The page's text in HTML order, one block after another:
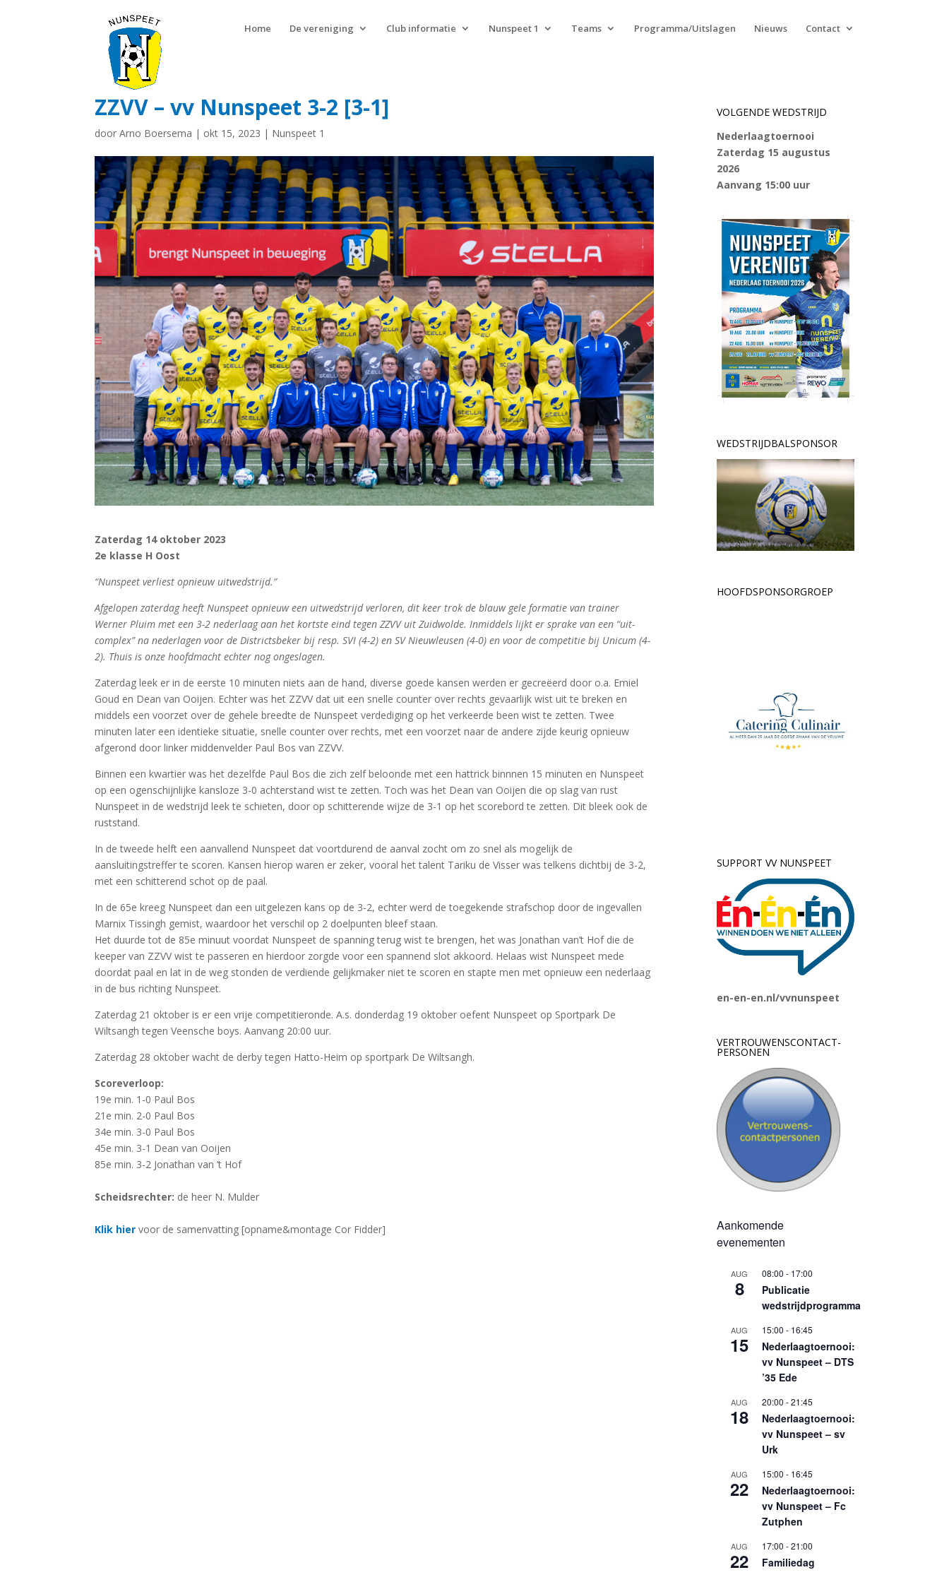
Home De vereniging Club informatie Nunspeet 1 Teams Programma/Uitslagen Nieuws Contact
ZZVV – vv Nunspeet 3-2 [3-1]
doorArno Boersema | okt 15, 2023 | Nunspeet 1
Zaterdag 14 oktober 2023
2e klasse H Oost
“Nunspeet verliest opnieuw uitwedstrijd.”
Afgelopen zaterdag heeft Nunspeet opnieuw een uitwedstrijd verloren, dit keer trok de blauw gele formatie van trainer
Werner Pluim met een 3-2 nederlaag aan het kortste eind tegen ZZVV uit Zuidwolde. Inmiddels lijkt er sprake van een “uit-
complex” na nederlagen voor de Districtsbeker bij resp. SVI (4-2) en SV Nieuwleusen (4-0) en voor de competitie bij Unicum (4-
2). Thuis is onze hoofdmacht echter nog ongeslagen.
Zaterdag leek er in de eerste 10 minuten niets aan de hand, diverse goede kansen werden er gecreëerd door o.a. Emiel
Goud en Dean van Ooijen. Echter was het ZZVV dat uit een snelle counter over rechts gevaarlijk wist uit te breken en
middels een voorzet over de gehele breedte de Nunspeet verdediging op het verkeerde been wist te zetten. Twee
minuten later een identieke situatie, snelle counter over rechts, met een voorzet naar de andere zijde keurig opnieuw
afgerond door linker middenvelder Paul Bos van ZZVV.
Binnen een kwartier was het dezelfde Paul Bos die zich zelf beloonde met een hattrick binnnen 15 minuten en Nunspeet
op een ogenschijnlijke kansloze 3-0 achterstand wist te zetten. Toch was het Dean van Ooijen die op slag van rust
Nunspeet in de wedstrijd leek te schieten, door op schitterende wijze de 3-1 op het scorebord te zetten. Dit bleek ook de
ruststand.
In de tweede helft een aanvallend Nunspeet dat voortdurend de aanval zocht om zo snel als mogelijk de
aansluitingstreffer te scoren. Kansen hierop waren er zeker, vooral het talent Tariku de Visser was telkens dichtbij de 3-2,
met een schitterend schot op de paal.
In de 65e kreeg Nunspeet dan een uitgelezen kans op de 3-2, echter werd de toegekende strafschop door de ingevallen
Marnix Tissingh gemist, waardoor het verschil op 2 doelpunten bleef staan.
Het duurde tot de 85e minuut voordat Nunspeet de spanning terug wist te brengen, het was Jonathan van’t Hof die de
keeper van ZZVV wist te passeren en hierdoor zorgde voor een spannend slot akkoord. Helaas wist Nunspeet mede
doordat paal en lat in de weg stonden de verdiende gelijkmaker niet te scoren en stapte men met opnieuw een nederlaag
in de bus richting Nunspeet.
Zaterdag 21 oktober is er een vrije competitieronde. A.s. donderdag 19 oktober oefent Nunspeet op Sportpark De
Wiltsangh tegen Veensche boys. Aanvang 20:00 uur.
Zaterdag 28 oktober wacht de derby tegen Hatto-Heim op sportpark De Wiltsangh.
Scoreverloop:
19e min. 1-0 Paul Bos
21e min. 2-0 Paul Bos
34e min. 3-0 Paul Bos
45e min. 3-1 Dean van Ooijen
85e min. 3-2 Jonathan van ’t Hof
Scheidsrechter: de heer N. Mulder
Klik hiervoor de samenvatting [opname&montage Cor Fidder]
VOLGENDE WEDSTRIJD
Nederlaagtoernooi
Zaterdag 15 augustus
2026
Aanvang 15:00 uur
WEDSTRIJDBALSPONSOR
HOOFDSPONSORGROEP
SUPPORT VV NUNSPEET
en-en-en.nl/vvnunspeet
VERTROUWENSCONTACT-
PERSONEN
Aankomende
evenementen
AUG
8
08:00 - 17:00
Publicatie
wedstrijdprogramma
AUG
15
15:00 - 16:45
Nederlaagtoernooi:
vv Nunspeet – DTS
’35 Ede
AUG
18
20:00 -21:45
Nederlaagtoernooi:
vv Nunspeet – sv
Urk
AUG
22
15:00 - 16:45
Nederlaagtoernooi:
vv Nunspeet – Fc
Zutphen
AUG
22
17:00 -21:00
Familiedag